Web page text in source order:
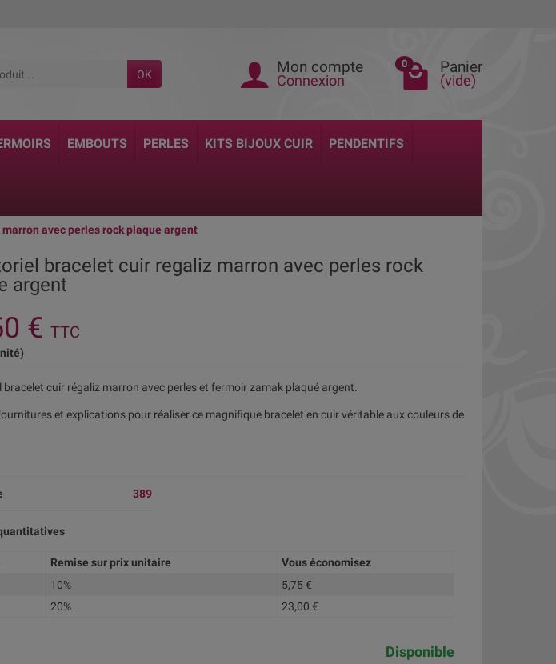
OK Mon compte
Connexion
0 Panier
(vide)
EMBOUTS PERLES KITS BIJOUX CUIR PENDENTIFS
avec perles rock plaque argent
bracelet cuir regaliz marron avec perles rock
argent
€ TTC
bracelet cuir régaliz marron avec perles et fermoir zamak plaqué argent.
et explications pour réaliser ce magnifique bracelet en cuir véritable aux couleurs de
389
Remise sur prix unitaire
Vous économisez
10%
5,75 €
20% 23,00 €
Disponible